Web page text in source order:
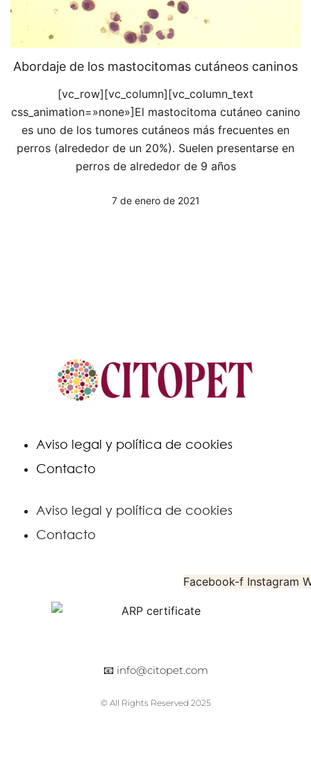
Abordaje de los mastocitomas cutáneos caninos
[vc_row][vc_column][vc_column_text
css_animation=»none»]El mastocitoma cutáneo canino
es uno de los tumores cutáneos más frecuentes en
perros (alrededor de un 20%). Suelen presentarse en
perros de alrededor de 9 años
7 de enero de 2021
Aviso legal y política de cookies
Contacto
Aviso legal y política de cookies
Contacto
Facebook-f Instagram
📧 info@citopet.com
© All Rights Reserved 2025